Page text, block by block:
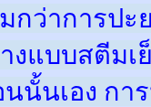
กว่าการป
งแบบสตีม
นั้นเอง กา